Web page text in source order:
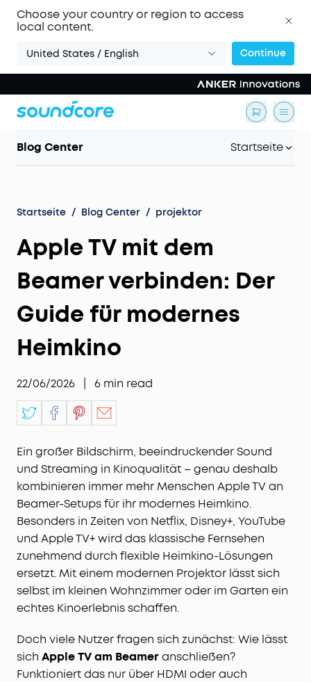
Choose your country or region to access
local content.
United States / English Continue
Blog Center Startseite
Startseite / Blog Center / projektor
Apple TV mit dem
Beamer verbinden: Der
Guide für modernes
Heimkino
22/06/2026 6 min read
Ein großer Bildschirm, beeindruckender Sound
und Streaming in Kinoqualität – genau deshalb
kombinieren immer mehr Menschen Apple TV an
Beamer-Setups für ihr modernes Heimkino.
Besonders in Zeiten von Netflix, Disney+, YouTube
und Apple TV+ wird das klassische Fernsehen
zunehmend durch flexible Heimkino-Lösungen
ersetzt. Mit einem modernen Projektor lässt sich
selbst im kleinen Wohnzimmer oder im Garten ein
echtes Kinoerlebnis schaffen.
Doch viele Nutzer fragen sich zunächst: Wie lässt
sich Apple TV am Beameranschließen?
Funktioniert das nur über HDMI oder auch